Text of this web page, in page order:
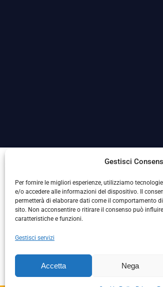
Gestisci
Per fornire le migliori esperienze, utilizziamo
e/o accedere alle informazioni del dispositivo. Il
permetterà di elaborare dati come il comportamento
sito. Non acconsentire o ritirare il consenso può
caratteristiche e funzioni.
Gestisci servizi
Accetta Nega
La Società ha nominato il